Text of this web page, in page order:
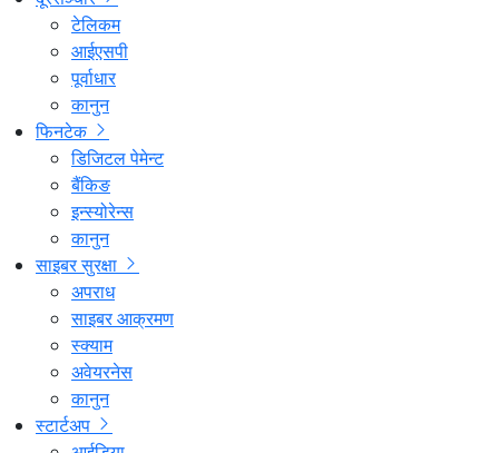
टेलिकम
आईएसपी
पूर्वाधार
कानुन
फिनटेक
डिजिटल पेमेन्ट
बैंकिङ
इन्स्योरेन्स
कानुन
साइबर सुरक्षा
अपराध
साइबर आक्रमण
स्क्याम
अवेयरनेस
कानुन
स्टार्टअप